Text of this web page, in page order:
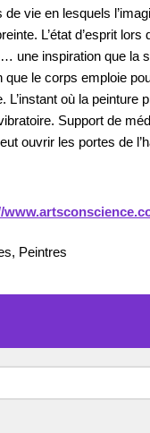
vie en lesquels
L’état d’esprit lors
une inspiration que la
que le corps emploie
L’instant où la peinture
Support de
ouvrir les portes de
, Peintres